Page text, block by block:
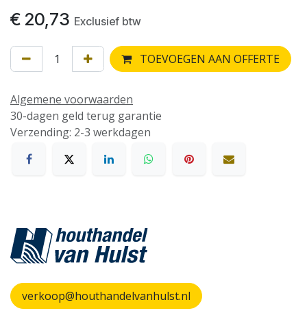
€ 20,73 Exclusief btw
TOEVOEGEN AAN OFFERTE
Algemene voorwaarden
30-dagen geld terug garantie
Verzending: 2-3 werkdagen
verkoop@houthandelvanhulst.nl